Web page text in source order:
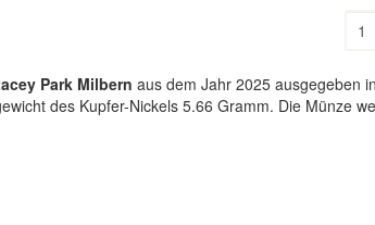
Park Milbern aus dem Jahr 2025 ausgegeben
des Kupfer-Nickels 5.66 Gramm. Die Münze